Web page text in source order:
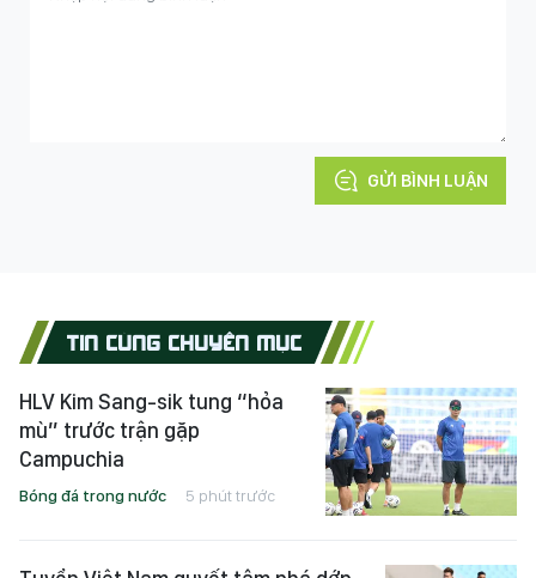
GỬI BÌNH LUẬN
TIN CÙNG CHUYÊN MỤC
HLV Kim Sang-sik tung “hỏa
mù” trước trận gặp
Campuchia
Bóng đá trong nước 5 phút trước